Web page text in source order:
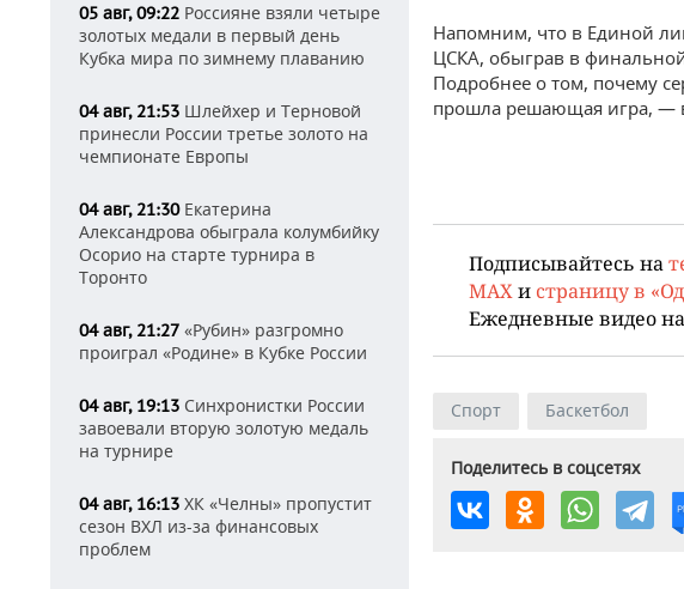
05 авг, 09:22 Россияне взяли четыре
золотых медали в первый день
Кубка мира по зимнему плаванию
04 авг, 21:53 Шлейхер и Терновой
принесли России третье золото на
чемпионате Европы
04 авг, 21:30Екатерина
Александрова обыграла колумбийку
Осорио на старте турнира в
Торонто
04 авг, 21:27 «Рубин» разгромно
проиграл «Родине» в Кубке России
04 авг, 19:13 Синхронистки России
завоевали вторую золотую медаль
на турнире
04 авг, 16:13 ХК «Челны» пропустит
сезон ВХЛ из-за финансовых
проблем
Напомним, что в Единой
ЦСКА, обыграв в
Подробнее о том, почему
прошла решающая игра, —
Подписывайтесь на
MAX и страницу в
Ежедневные видео на
Спорт Баскетбол
Поделитесь в соцсетях